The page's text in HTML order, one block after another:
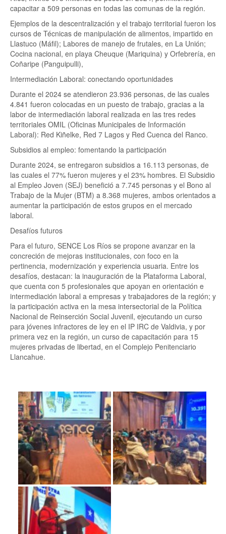
capacitar a 509 personas en todas las comunas de la región.
Ejemplos de la descentralización y el trabajo territorial fueron los
cursos de Técnicas de manipulación de alimentos, impartido en
Llastuco (Máfil); Labores de manejo de frutales, en La Unión;
Cocina nacional, en playa Cheuque (Mariquina) y Orfebrería, en
Coñaripe (Panguipulli),
Intermediación Laboral: conectando oportunidades
Durante el 2024 se atendieron 23.936 personas, de las cuales
4.841 fueron colocadas en un puesto de trabajo, gracias a la
labor de intermediación laboral realizada en las tres redes
territoriales OMIL (Oficinas Municipales de Información
Laboral): Red Kiñelke, Red 7 Lagos y Red Cuenca del Ranco.
Subsidios al empleo: fomentando la participación
Durante 2024, se entregaron subsidios a 16.113 personas, de
las cuales el 77% fueron mujeres y el 23% hombres. El Subsidio
al Empleo Joven (SEJ) benefició a 7.745 personas y el Bono al
Trabajo de la Mujer (BTM) a 8.368 mujeres, ambos orientados a
aumentar la participación de estos grupos en el mercado
laboral.
Desafíos futuros
Para el futuro, SENCE Los Ríos se propone avanzar en la
concreción de mejoras institucionales, con foco en la
pertinencia, modernización y experiencia usuaria. Entre los
desafíos, destacan: la inauguración de la Plataforma Laboral,
que cuenta con 5 profesionales que apoyan en orientación e
intermediación laboral a empresas y trabajadores de la región; y
la participación activa en la mesa intersectorial de la Política
Nacional de Reinserción Social Juvenil, ejecutando un curso
para jóvenes infractores de ley en el IP IRC de Valdivia, y por
primera vez en la región, un curso de capacitación para 15
mujeres privadas de libertad, en el Complejo Penitenciario
Llancahue.